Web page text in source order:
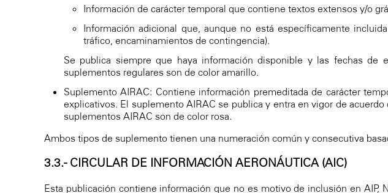
Información de carácter temporal que contiene textos extensos y/o
Información adicional que, aunque no está específicamente
tráfico, encaminamientos de contingencia).
Se publica siempre que haya información disponible y las fechas de
suplementos regulares son de color amarillo.
Suplemento AIRAC: Contiene información premeditada de carácter
explicativos. El suplemento AIRAC se publica y entra en vigor de
suplementos AIRAC son de color rosa.
Ambos tipos de suplemento tienen una numeración común y consecutiva
3.3.- CIRCULAR DE INFORMACIÓN AERONÁUTICA (AIC)
Esta publicación contiene información que no es motivo de inclusión en AIP,